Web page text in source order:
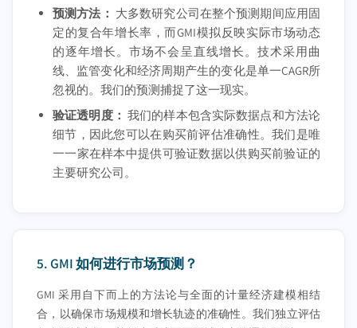
预测方法： 大多数研究公司在整个预测期间应用固
定的复合年增长率，而GMI模拟反映实际市场动态
的逐年增长。市场不会呈直线增长。技术采用曲
线、监管变化和经济周期产生的变化是单一CAGR所
忽视的。我们的预测捕捉了这一现实。
验证透明度： 我们的样本包含实际数据点和方法论
细节，因此您可以在购买前评估准确性。我们是唯
一一家在样本中提供可验证数据以供购买前验证的
主要研究公司。
5.GMI 如何进行市场预测？
GMI 采用自下而上的方法论与全面的计量经济建模相结
合，以确保市场规模和增长轨迹的准确性。我们独立评估